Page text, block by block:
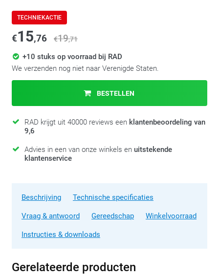
TECHNIEKACTIE
€15,76 €19,71
+10 stuks op voorraad bij RAD
We verzenden nog niet naar Verenigde Staten.
BESTELLEN
RAD krijgt uit 40000 reviews een klantenbeoordeling van
9,6
Advies in een van onze winkels en uitstekende
klantenservice
Beschrijving Technische specificaties
Vraag & antwoord Gereedschap Winkelvoorraad
Instructies & downloads
Gerelateerde producten